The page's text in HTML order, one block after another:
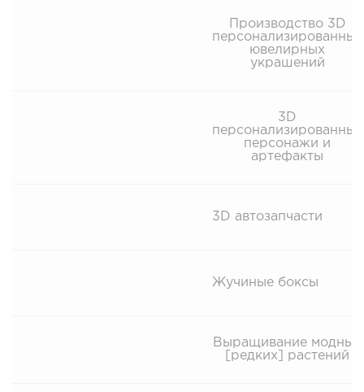
Производство 3D
персонализированных
ювелирных
украшений
3D
персонализированные
персонажи и
артефакты
3D автозапчасти
Жучиные боксы
Выращивание модных
[редких] растений